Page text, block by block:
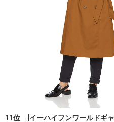
11位 [イーハイフンワールドギ